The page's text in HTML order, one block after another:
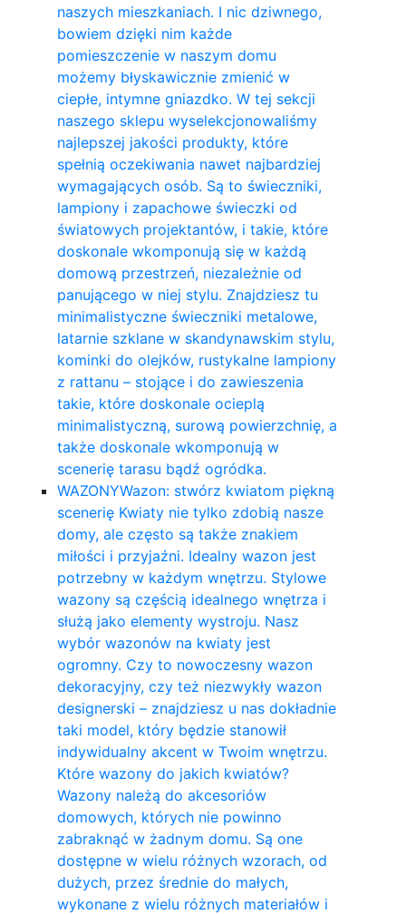
naszych mieszkaniach. I nic dziwnego,
bowiem dzięki nim każde
pomieszczenie w naszym domu
możemy błyskawicznie zmienić w
ciepłe, intymne gniazdko. W tej sekcji
naszego sklepu wyselekcjonowaliśmy
najlepszej jakości produkty, które
spełnią oczekiwania nawet najbardziej
wymagających osób. Są to świeczniki,
lampiony i zapachowe świeczki od
światowych projektantów, i takie, które
doskonale wkomponują się w każdą
domową przestrzeń, niezależnie od
panującego w niej stylu. Znajdziesz tu
minimalistyczne świeczniki metalowe,
latarnie szklane w skandynawskim stylu,
kominki do olejków, rustykalne lampiony
z rattanu – stojące i do zawieszenia
takie, które doskonale ocieplą
minimalistyczną, surową powierzchnię, a
także doskonale wkomponują w
scenerię tarasu bądź ogródka.
WAZONYWazon: stwórz kwiatom piękną
scenerię Kwiaty nie tylko zdobią nasze
domy, ale często są także znakiem
miłości i przyjaźni. Idealny wazon jest
potrzebny w każdym wnętrzu. Stylowe
wazony są częścią idealnego wnętrza i
służą jako elementy wystroju. Nasz
wybór wazonów na kwiaty jest
ogromny. Czy to nowoczesny wazon
dekoracyjny, czy też niezwykły wazon
designerski – znajdziesz u nas dokładnie
taki model, który będzie stanowił
indywidualny akcent w Twoim wnętrzu.
Które wazony do jakich kwiatów?
Wazony należą do akcesoriów
domowych, których nie powinno
zabraknąć w żadnym domu. Są one
dostępne w wielu różnych wzorach, od
dużych, przez średnie do małych,
wykonane z wielu różnych materiałów i